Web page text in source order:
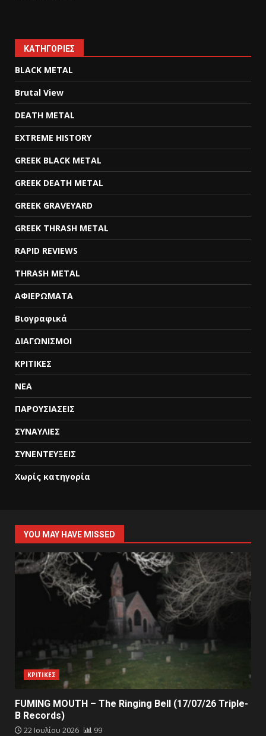
KΑΤΗΓΟΡΊΕΣ
BLACK METAL
Brutal View
DEATH METAL
EXTREME HISTORY
GREEK BLACK METAL
GREEK DEATH METAL
GREEK GRAVEYARD
GREEK THRASH METAL
RAPID REVIEWS
THRASH METAL
ΑΦΙΕΡΩΜΑΤΑ
Βιογραφικά
ΔΙΑΓΩΝΙΣΜΟΙ
ΚΡΙΤΙΚΕΣ
ΝΕΑ
ΠΑΡΟΥΣΙΑΣΕΙΣ
ΣΥΝΑΥΛΙΕΣ
ΣΥΝΕΝΤΕΥΞΕΙΣ
Χωρίς κατηγορία
YOU MAY HAVE MISSED
ΚΡΙΤΙΚΕΣ
FUMING MOUTH – The Ringing Bell (17/07/26 Triple-
B Records)
22 Ιουλίου 2026 99